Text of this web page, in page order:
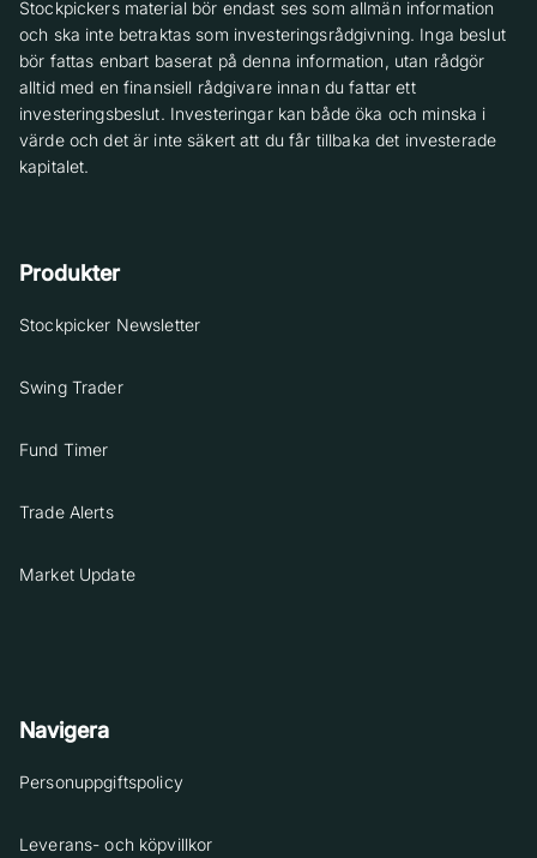
Stockpickers material bör endast ses som allmän information
och ska inte betraktas som investeringsrådgivning. Inga beslut
bör fattas enbart baserat på denna information, utan rådgör
alltid med en finansiell rådgivare innan du fattar ett
investeringsbeslut. Investeringar kan både öka och minska i
värde och det är inte säkert att du får tillbaka det investerade
kapitalet.
Produkter
Stockpicker Newsletter
Swing Trader
Fund Timer
Trade Alerts
Market Update
Navigera
Personuppgiftspolicy
Leverans- och köpvillkor